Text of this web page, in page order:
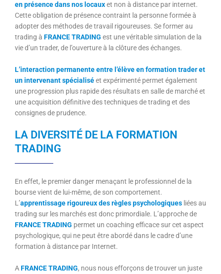
en présence dans nos locauxet non à distance par internet.
Cette obligation de présence contraint la personne formée à
adopter des méthodes de travail rigoureuses. Se former au
trading à FRANCE TRADING est une véritable simulation de la
vie d’un trader, de l’ouverture à la clôture des échanges.
L’interaction permanente entre l’élève en formation trader et
un intervenant spécialiséet expérimenté permet également
une progression plus rapide des résultats en salle de marché et
une acquisition définitive des techniques de trading et des
consignes de prudence.
LA DIVERSITÉ DE LA FORMATION
TRADING
En effet, le premier danger menaçant le professionnel de la
bourse vient de lui-même, de son comportement.
L’apprentissage rigoureux des règles psychologiques liées au
trading sur les marchés est donc primordiale. L’approche de
FRANCE TRADING permet un coaching efficace sur cet aspect
psychologique, qui ne peut être abordé dans le cadre d’une
formation à distance par Internet.
AFRANCE TRADING, nous nous efforçons de trouver un juste